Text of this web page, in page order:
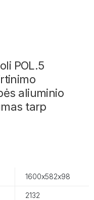
POL.5
aliuminio
tarp
1600х582х98
2132